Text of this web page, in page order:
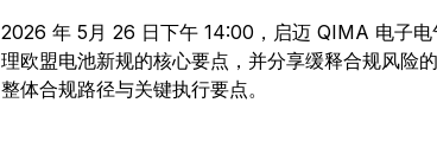
2026 年 5月 26 日下午 14:00，启迈 QIMA 电子电
理欧盟电池新规的核心要点，并分享缓释合规风险
整体合规路径与关键执行要点。